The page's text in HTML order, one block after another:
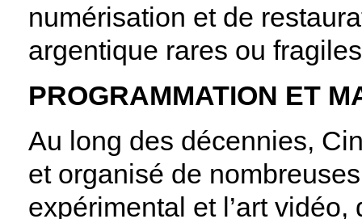
numérisation et de
argentique rares ou
PROGRAMMATION ET
Au long des décennies,
et organisé de
expérimental et l’art